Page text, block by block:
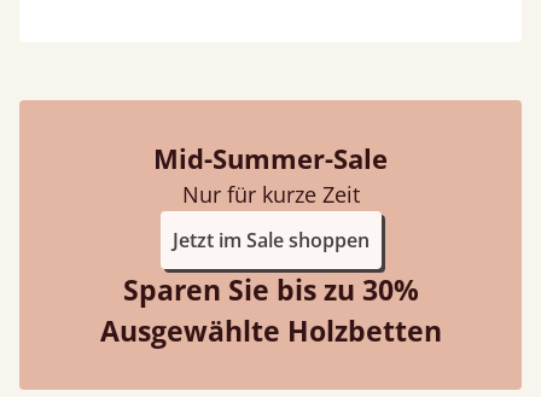
Mid-Summer-Sale
Nur für kurze Zeit
Jetzt im Sale shoppen
Sparen Sie bis zu 30%
Ausgewählte Holzbetten